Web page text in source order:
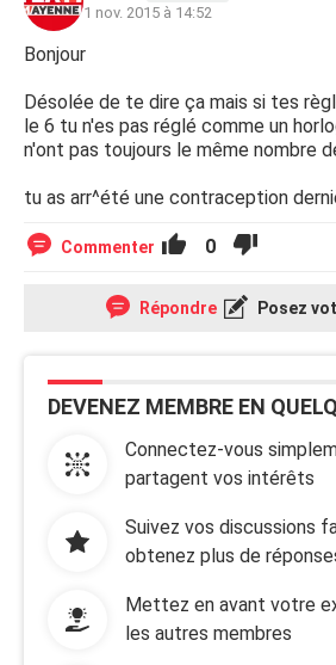
1 nov. 2015 à 14:52
Bonjour
Désolée de te dire ça mais si tes
le 6 tu n'es pas réglé comme un
n'ont pas toujours le même nombre
tu as arr^été une contraception
Commenter 0
Répondre Posez
DEVENEZ MEMBRE EN
Connectez-vous
partagent vos intérêts
Suivez vos discussions
obtenez plus de
Mettez en avant votre
les autres membres